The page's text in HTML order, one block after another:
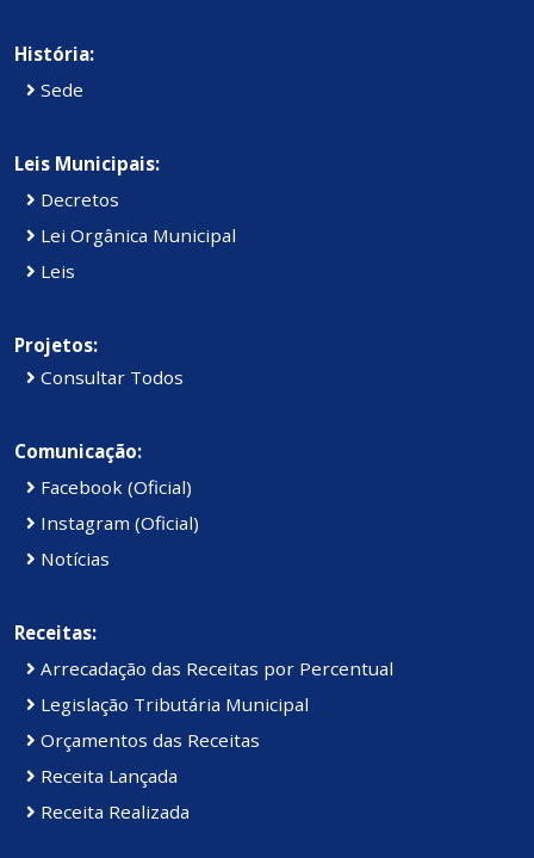
História:
Sede
Leis Municipais:
Decretos
Lei Orgânica Municipal
Leis
Projetos:
Consultar Todos
Comunicação:
Facebook (Oficial)
Instagram (Oficial)
Notícias
Receitas:
Arrecadação das Receitas por Percentual
Legislação Tributária Municipal
Orçamentos das Receitas
Receita Lançada
Receita Realizada